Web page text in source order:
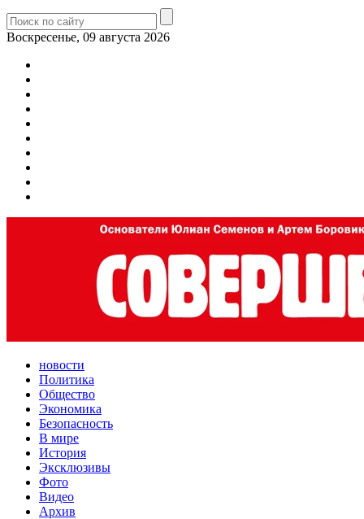
Воскресенье, 09 августа 2026
новости
Политика
Общество
Экономика
Безопасность
В мире
История
Эксклюзивы
Фото
Видео
Архив